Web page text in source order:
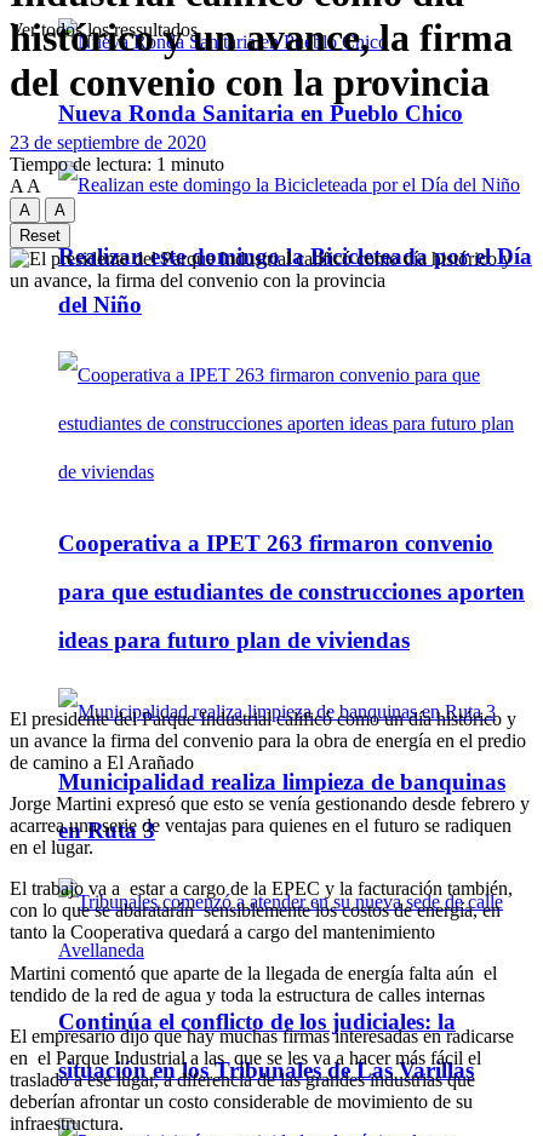
Nueva Ronda Sanitaria en Pueblo Chico
Realizan este domingo la Bicicleteada por el Día
del Niño
Cooperativa a IPET 263 firmaron convenio
para que estudiantes de construcciones aporten
ideas para futuro plan de viviendas
Municipalidad realiza limpieza de banquinas
en Ruta 3
Continúa el conflicto de los judiciales: la
situación en los Tribunales de Las Varillas
Ver todos los ressultados
histórico y un avance, la firma
del convenio con la provincia
23 de septiembre de 2020
Tiempo de lectura: 1 minuto
A A
A
A
Reset
El presidente del Parque Industrial calificó como un día histórico y
un avance la firma del convenio para la obra de energía en el predio
de camino a El Arañado
Jorge Martini expresó que esto se venía gestionando desde febrero y
acarrea una serie de ventajas para quienes en el futuro se radiquen
en el lugar.
El trabajo va a estar a cargo de la EPEC y la facturación también,
con lo que se abaratarán sensiblemente los costos de energía, en
tanto la Cooperativa quedará a cargo del mantenimiento
Martini comentó que aparte de la llegada de energía falta aún el
tendido de la red de agua y toda la estructura de calles internas
El empresario dijo que hay muchas firmas interesadas en radicarse
en el Parque Industrial a las que se les va a hacer más fácil el
traslado a ese lugar, a diferencia de las grandes industrias que
deberían afrontar un costo considerable de movimiento de su
infraestructura.